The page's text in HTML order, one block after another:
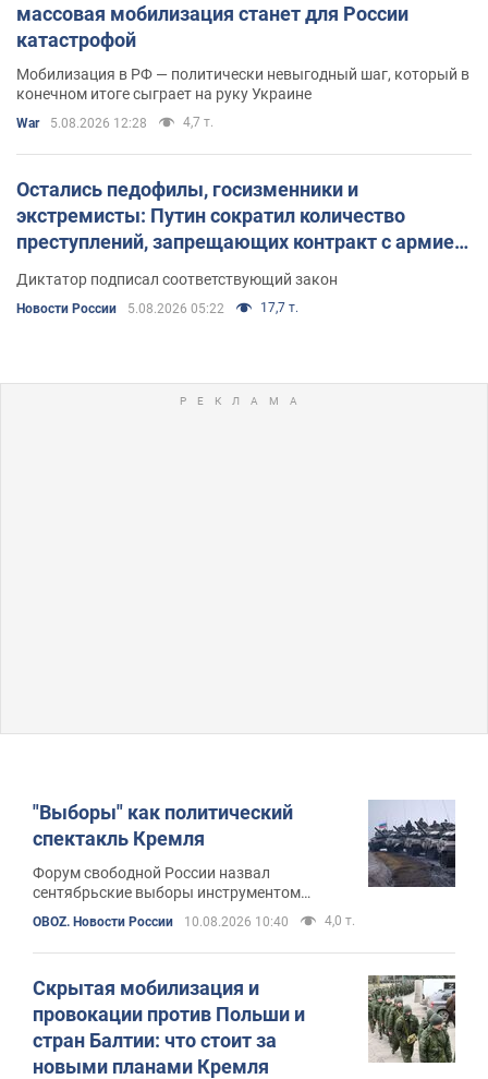
массовая мобилизация станет для России
катастрофой
Мобилизация в РФ — политически невыгодный шаг, который в
конечном итоге сыграет на руку Украине
War 5.08.2026 12:28 4,7 т.
Остались педофилы, госизменники и
экстремисты: Путин сократил количество
преступлений, запрещающих контракт с армией
Диктатор подписал соответствующий закон
Новости России 5.08.2026 05:22 17,7 т.
"Выборы" как политический
спектакль Кремля
Форум свободной России назвал
сентябрьские выборы инструментом
OBOZ. Новости России 10.08.2026 10:40 4,0 т.
Скрытая мобилизация и
провокации против Польши и
стран Балтии: что стоит за
новыми планами Кремля